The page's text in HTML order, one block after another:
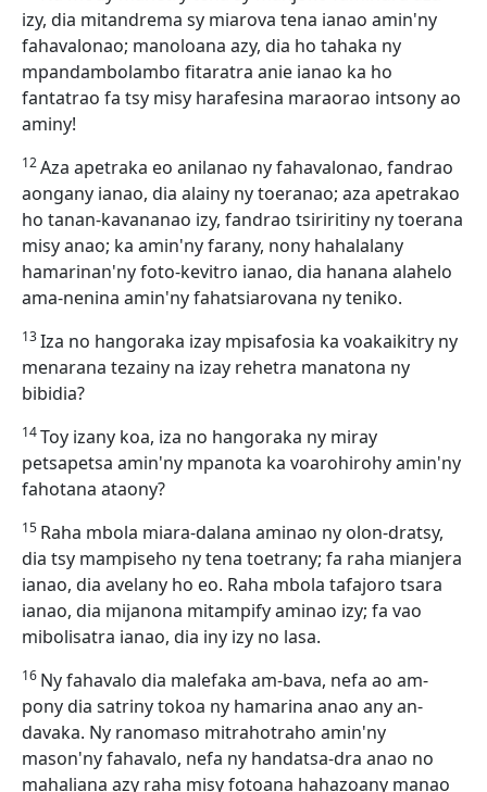
izy, dia mitandrema sy miarova tena ianao amin'ny
fahavalonao; manoloana azy, dia ho tahaka ny
mpandambolambo fitaratra anie ianao ka ho
fantatrao fa tsy misy harafesina maraorao intsony ao
aminy!
12Aza apetraka eo anilanao ny fahavalonao, fandrao
aongany ianao, dia alainy ny toeranao; aza apetrakao
ho tanan-kavananao izy, fandrao tsiriritiny ny toerana
misy anao; ka amin'ny farany, nony hahalalany
hamarinan'ny foto-kevitro ianao, dia hanana alahelo
ama-nenina amin'ny fahatsiarovana ny teniko.
13Iza no hangoraka izay mpisafosia ka voakaikitry ny
menarana tezainy na izay rehetra manatona ny
bibidia?
14Toy izany koa, iza no hangoraka ny miray
petsapetsa amin'ny mpanota ka voarohirohy amin'ny
fahotana ataony?
15 Raha mbola miara-dalana aminao ny olon-dratsy,
dia tsy mampiseho ny tena toetrany; fa raha mianjera
ianao, dia avelany ho eo. Raha mbola tafajoro tsara
ianao, dia mijanona mitampify aminao izy; fa vao
mibolisatra ianao, dia iny izy no lasa.
16 Ny fahavalo dia malefaka am-bava, nefa ao am-
pony dia satriny tokoa ny hamarina anao any an-
davaka. Ny ranomaso mitrahotraho amin'ny
mason'ny fahavalo, nefa ny handatsa-dra anao no
mahaliana azy raha misy fotoana hahazoany manao